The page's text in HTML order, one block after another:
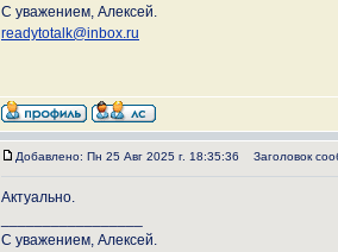
С уважением, Алексей.
readytotalk@inbox.ru
Добавлено: Пн 25 Авг 2025 г. 18:35:36 Заголовок
Актуально.
С уважением, Алексей.